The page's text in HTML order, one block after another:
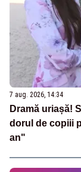
7 aug. 2026, 14:34
Dramă uriașă!
dorul de copiii
an"